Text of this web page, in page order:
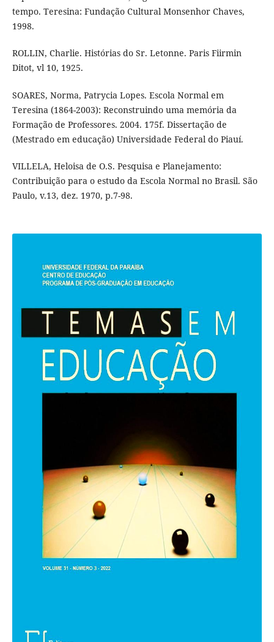
tempo. Teresina: Fundação Cultural Monsenhor Chaves,
1998.
ROLLIN, Charlie. Histórias do Sr. Letonne. Paris Fiirmin
Ditot, vl 10, 1925.
SOARES, Norma, Patrycia Lopes. Escola Normal em
Teresina (1864-2003): Reconstruindo uma memória da
Formação de Professores. 2004. 175f. Dissertação de
(Mestrado em educação) Universidade Federal do Piauí.
VILLELA, Heloisa de O.S. Pesquisa e Planejamento:
Contribuição para o estudo da Escola Normal no Brasil. São
Paulo, v.13, dez. 1970, p.7-98.